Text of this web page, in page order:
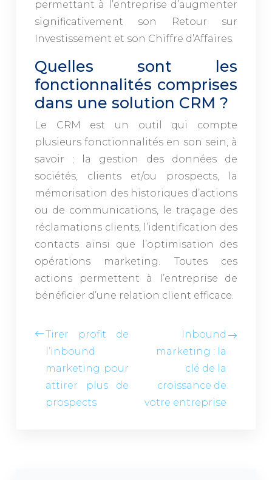
permettant à l’entreprise d’augmenter
significativement son Retour sur
Investissement et son Chiffre d’Affaires.
Quelles sont les
fonctionnalités comprises
dans une solution CRM ?
Le CRM est un outil qui compte
plusieurs fonctionnalités en son sein, à
savoir ; la gestion des données de
sociétés, clients et/ou prospects, la
mémorisation des historiques d’actions
ou de communications, le traçage des
réclamations clients, l’identification des
contacts ainsi que l’optimisation des
opérations marketing. Toutes ces
actions permettent à l’entreprise de
bénéficier d’une relation client efficace.
Tirer profit de
l’inbound
marketing pour
attirer plus de
prospects
Inbound
marketing : la
clé de la
croissance de
votre entreprise